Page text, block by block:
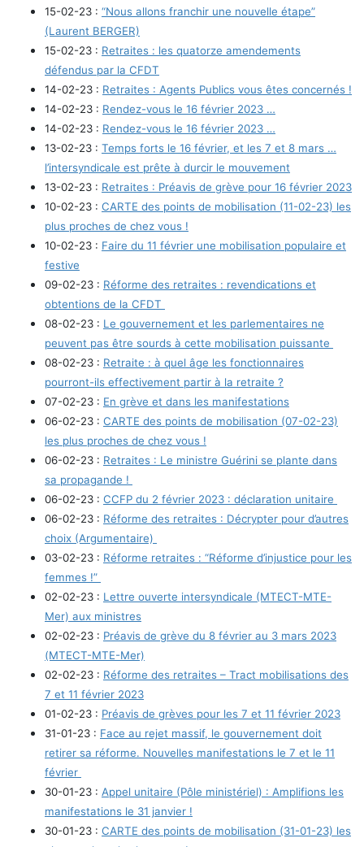
15-02-23 : “Nous allons franchir une nouvelle étape”
(Laurent BERGER)
15-02-23 : Retraites : les quatorze amendements
défendus par la CFDT
14-02-23 : Retraites : Agents Publics vous êtes concernés !
14-02-23 : Rendez-vous le 16 février 2023 …
14-02-23 : Rendez-vous le 16 février 2023 …
13-02-23 : Temps forts le 16 février, et les 7 et 8 mars …
l’intersyndicale est prête à durcir le mouvement
13-02-23 : Retraites : Préavis de grève pour 16 février 2023
10-02-23 : CARTE des points de mobilisation (11-02-23) les
plus proches de chez vous !
10-02-23 : Faire du 11 février une mobilisation populaire et
festive
09-02-23 : Réforme des retraites : revendications et
obtentions de la CFDT
08-02-23 : Le gouvernement et les parlementaires ne
peuvent pas être sourds à cette mobilisation puissante
08-02-23 : Retraite : à quel âge les fonctionnaires
pourront-ils effectivement partir à la retraite ?
07-02-23 : En grève et dans les manifestations
06-02-23 : CARTE des points de mobilisation (07-02-23)
les plus proches de chez vous !
06-02-23 : Retraites : Le ministre Guérini se plante dans
sa propagande !
06-02-23 : CCFP du 2 février 2023 : déclaration unitaire
06-02-23 : Réforme des retraites : Décrypter pour d’autres
choix (Argumentaire)
03-02-23 : Réforme retraites : “Réforme d’injustice pour les
femmes !”
02-02-23 : Lettre ouverte intersyndicale (MTECT-MTE-
Mer) aux ministres
02-02-23 : Préavis de grève du 8 février au 3 mars 2023
(MTECT-MTE-Mer)
02-02-23 : Réforme des retraites – Tract mobilisations des
7 et 11 février 2023
01-02-23 : Préavis de grèves pour les 7 et 11 février 2023
31-01-23 : Face au rejet massif, le gouvernement doit
retirer sa réforme. Nouvelles manifestations le 7 et le 11
février
30-01-23 : Appel unitaire (Pôle ministériel) : Amplifions les
manifestations le 31 janvier !
30-01-23 : CARTE des points de mobilisation (31-01-23) les